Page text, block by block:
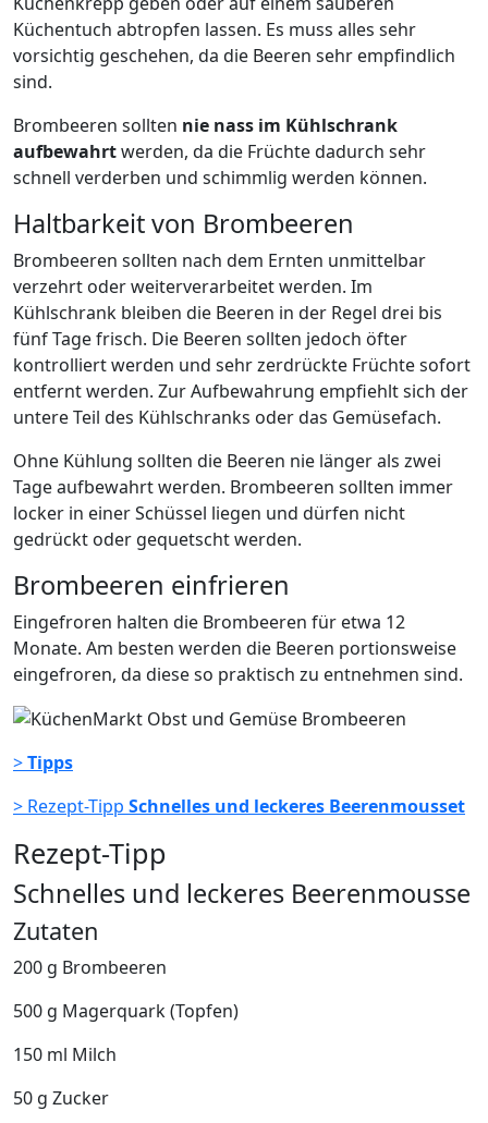
Küchentuch abtropfen lassen. Es muss alles sehr
vorsichtig geschehen, da die Beeren sehr empfindlich
sind.
Brombeeren sollten nie nass im Kühlschrank
aufbewahrtwerden, da die Früchte dadurch sehr
schnell verderben und schimmlig werden können.
Haltbarkeit von Brombeeren
Brombeeren sollten nach dem Ernten unmittelbar
verzehrt oder weiterverarbeitet werden. Im
Kühlschrank bleiben die Beeren in der Regel drei bis
fünf Tage frisch. Die Beeren sollten jedoch öfter
kontrolliert werden und sehr zerdrückte Früchte sofort
entfernt werden. Zur Aufbewahrung empfiehlt sich der
untere Teil des Kühlschranks oder das Gemüsefach.
Ohne Kühlung sollten die Beeren nie länger als zwei
Tage aufbewahrt werden. Brombeeren sollten immer
locker in einer Schüssel liegen und dürfen nicht
gedrückt oder gequetscht werden.
Brombeeren einfrieren
Eingefroren halten die Brombeeren für etwa 12
Monate. Am besten werden die Beeren portionsweise
eingefroren, da diese so praktisch zu entnehmen sind.
>Tipps
> Rezept-Tipp Schnelles und leckeres Beerenmousset
Rezept-Tipp
Schnelles und leckeres Beerenmousse
Zutaten
200 g Brombeeren
500 g Magerquark (Topfen)
150 ml Milch
50 g Zucker